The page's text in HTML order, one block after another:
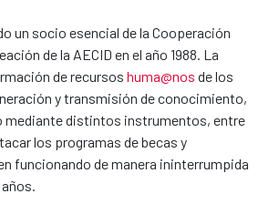
un socio esencial de la Cooperación
de la AECID en el año 1988. La
de recursos huma@nos de los
y transmisión de conocimiento,
mediante distintos instrumentos, entre
los programas de becas y
funcionando de manera ininterrumpida